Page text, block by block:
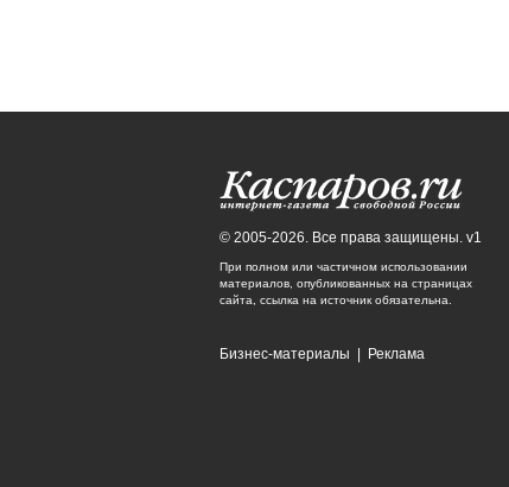
© 2005-2026. Все права защищены. v1
При полном или частичном использовании
материалов, опубликованных на страницах
сайта, ссылка на источник обязательна.
Бизнес-материалы Реклама